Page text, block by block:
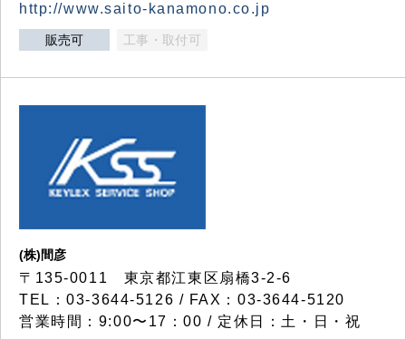
http://www.saito-kanamono.co.jp
販売可 工事・取付可
(株)間彦
〒135-0011 東京都江東区扇橋3-2-6
TEL：03-3644-5126 / FAX：03-3644-5120
営業時間：9:00〜17：00 / 定休日：土・日・祝